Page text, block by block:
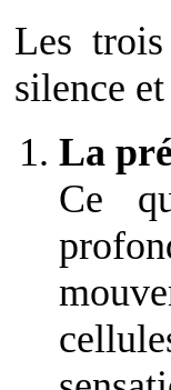
Les
silence
La
Ce